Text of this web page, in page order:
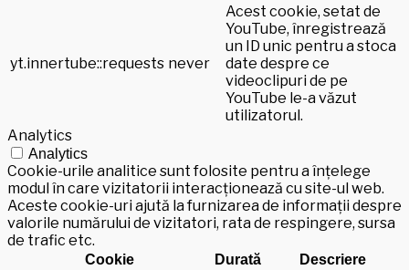
yt.innertube::requests never
Acest cookie, setat de
YouTube, înregistrează
un ID unic pentru a stoca
date despre ce
videoclipuri de pe
YouTube le-a văzut
utilizatorul.
Analytics
Analytics
Cookie-urile analitice sunt folosite pentru a înțelege
modul în care vizitatorii interacționează cu site-ul web.
Aceste cookie-uri ajută la furnizarea de informații despre
valorile numărului de vizitatori, rata de respingere, sursa
de trafic etc.
Cookie Durată Descriere